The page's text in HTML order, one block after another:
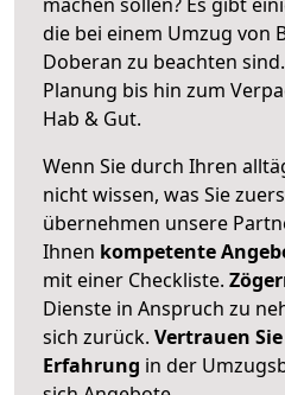
die bei einem Umzug von
Doberan zu beachten sind.
Planung bis hin zum
Hab & Gut.
Wenn Sie durch Ihren
nicht wissen, was Sie
übernehmen unsere
Ihnen kompetente
mit einer Checkliste.
Dienste in Anspruch zu
sich zurück. Vertrauen
Erfahrung in der